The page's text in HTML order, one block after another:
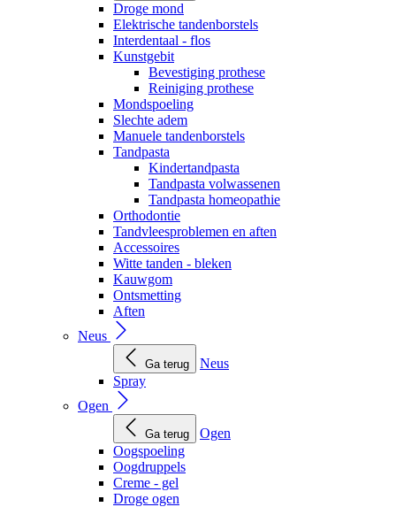
Droge mond
Elektrische tandenborstels
Interdentaal - flos
Kunstgebit
Bevestiging prothese
Reiniging prothese
Mondspoeling
Slechte adem
Manuele tandenborstels
Tandpasta
Kindertandpasta
Tandpasta volwassenen
Tandpasta homeopathie
Orthodontie
Tandvleesproblemen en aften
Accessoires
Witte tanden - bleken
Kauwgom
Ontsmetting
Aften
Neus
Ga terug
Neus
Spray
Ogen
Ga terug
Ogen
Oogspoeling
Oogdruppels
Creme - gel
Droge ogen